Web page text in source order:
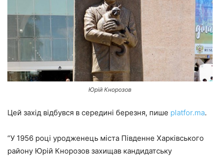
Юрій Кнорозов
Цей захід відбувся в середині березня, пише platfor.ma.
“У 1956 році уродженець міста Південне Харківського
району Юрій Кнорозов захищав кандидатську